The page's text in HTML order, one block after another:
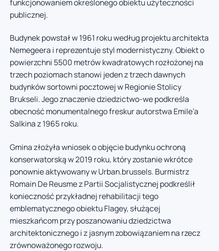
funkcjonowaniem określonego obiektu użyteczności
publicznej.
Budynek powstał w 1961 roku według projektu architekta
Nemegeera i reprezentuje styl modernistyczny. Obiekt o
powierzchni 5500 metrów kwadratowych rozłożonej na
trzech poziomach stanowi jeden z trzech dawnych
budynków sortowni pocztowej w Regionie Stolicy
Brukseli. Jego znaczenie dziedzictwo-we podkreśla
obecność monumentalnego freskur autorstwa Emile’a
Salkina z 1965 roku.
Gmina złożyła wniosek o objęcie budynku ochroną
konserwatorską w 2019 roku, który zostanie wkrótce
ponownie aktywowany w Urban.brussels. Burmistrz
Romain De Reusme z Partii Socjalistycznej podkreślił
konieczność przykładnej rehabilitacji tego
emblematycznego obiektu Flagey, służącej
mieszkańcom przy poszanowaniu dziedzictwa
architektonicznego i z jasnym zobowiązaniem na rzecz
zrównoważonego rozwoju.